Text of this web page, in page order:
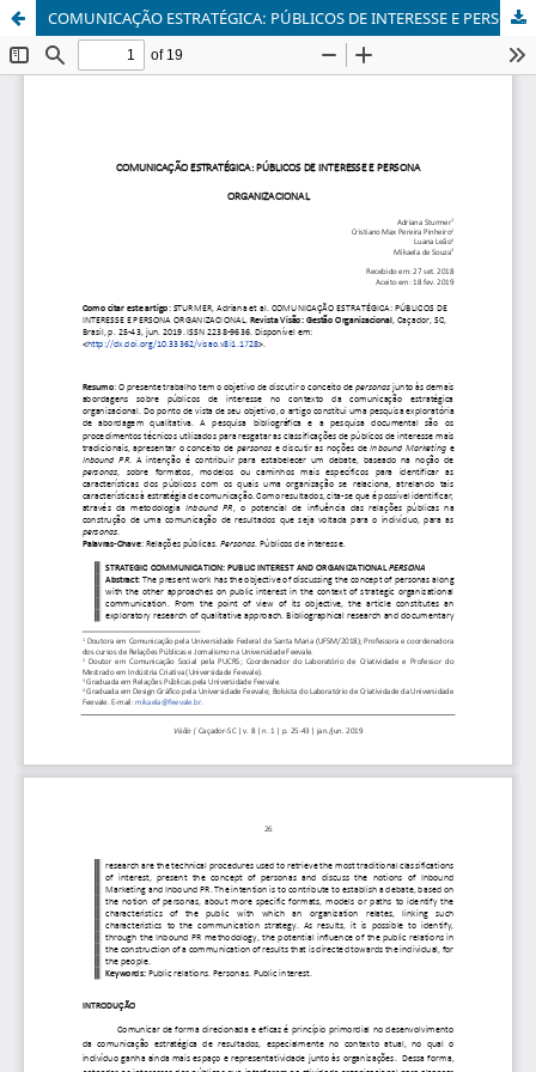
COMUNICAÇÃO ESTRATÉGICA: PÚBLICOS DE INTERESSE E PERSONA ORGANIZACIONAL